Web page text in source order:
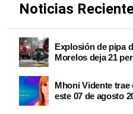
Noticias
Explosión de pipa
Morelos deja 21
Mhoni Vidente
este 07 de agosto